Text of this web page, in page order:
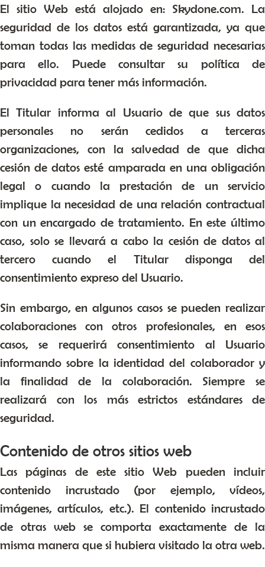
El sitio Web está alojado en: Skydone.com. La
seguridad de los datos está garantizada, ya que
toman todas las medidas de seguridad necesarias
para ello. Puede consultar su política de
privacidad para tener más información.
El Titular informa al Usuario de que sus datos
personales no serán cedidos a terceras
organizaciones, con la salvedad de que dicha
cesión de datos esté amparada en una obligación
legal o cuando la prestación de un servicio
implique la necesidad de una relación contractual
con un encargado de tratamiento. En este último
caso, solo se llevará a cabo la cesión de datos al
tercero cuando el Titular disponga del
consentimiento expreso del Usuario.
Sin embargo, en algunos casos se pueden realizar
colaboraciones con otros profesionales, en esos
casos, se requerirá consentimiento al Usuario
informando sobre la identidad del colaborador y
la finalidad de la colaboración. Siempre se
realizará con los más estrictos estándares de
seguridad.
Contenido de otros sitios web
Las páginas de este sitio Web pueden incluir
contenido incrustado (por ejemplo, vídeos,
imágenes, artículos, etc.). El contenido incrustado
de otras web se comporta exactamente de la
misma manera que si hubiera visitado la otra web.